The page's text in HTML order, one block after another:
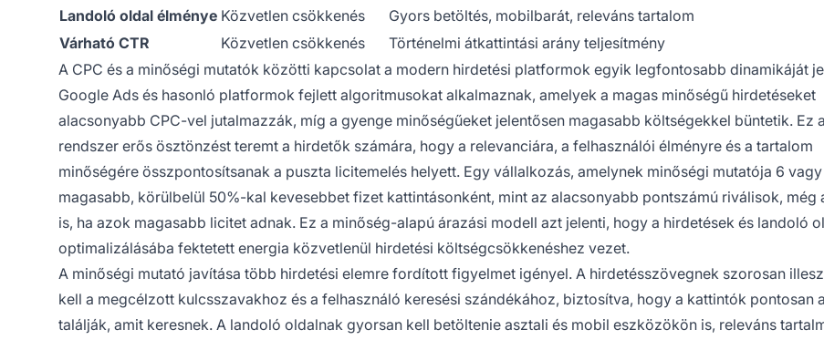
Landoló oldal élménye Közvetlen csökkenés
Gyors betöltés, mobilbarát, releváns tartalom
Várható CTR
Közvetlen csökkenés
Történelmi átkattintási arány teljesítmény
A CPC és a minőségi mutatók közötti kapcsolat a modern hirdetési platformok egyik legfontosabb dinamikáját
Google Ads és hasonló platformok fejlett algoritmusokat alkalmaznak, amelyek a magas minőségű hirdetéseket
alacsonyabb CPC-vel jutalmazzák, míg a gyenge minőségűeket jelentősen magasabb költségekkel büntetik. Ez a
rendszer erős ösztönzést teremt a hirdetők számára, hogy a relevanciára, a felhasználói élményre és a tartalom
minőségére összpontosítsanak a puszta licitemelés helyett. Egy vállalkozás, amelynek minőségi mutatója 6 vagy
magasabb, körülbelül 50%-kal kevesebbet fizet kattintásonként, mint az alacsonyabb pontszámú riválisok, még
is, ha azok magasabb licitet adnak. Ez a minőség-alapú árazási modell azt jelenti, hogy a hirdetések és landoló
optimalizálásába fektetett energia közvetlenül hirdetési költségcsökkenéshez vezet.
A minőségi mutató javítása több hirdetési elemre fordított figyelmet igényel. A hirdetésszövegnek szorosan
kell a megcélzott kulcsszavakhoz és a felhasználó keresési szándékához, biztosítva, hogy a kattintók pontosan
találják, amit keresnek. A landoló oldalnak gyorsan kell betöltenie asztali és mobil eszközökön is, releváns